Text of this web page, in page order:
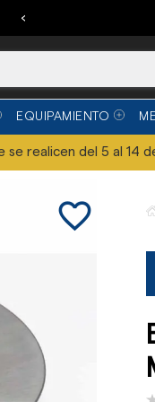
‹
EQUIPAMIENTO
se realicen del 5 al
favorite_border